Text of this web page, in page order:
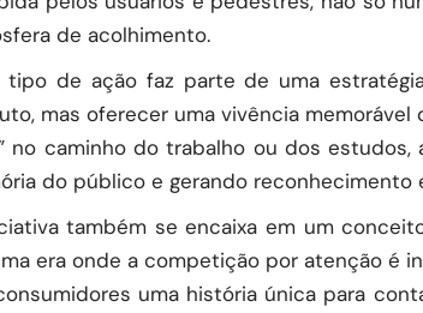
de acolhimento.
tipo de ação faz parte de uma
mas oferecer uma vivência
no caminho do trabalho ou dos
do público e gerando reconhecimento
também se encaixa em um
era onde a competição por atenção é
uma história única para